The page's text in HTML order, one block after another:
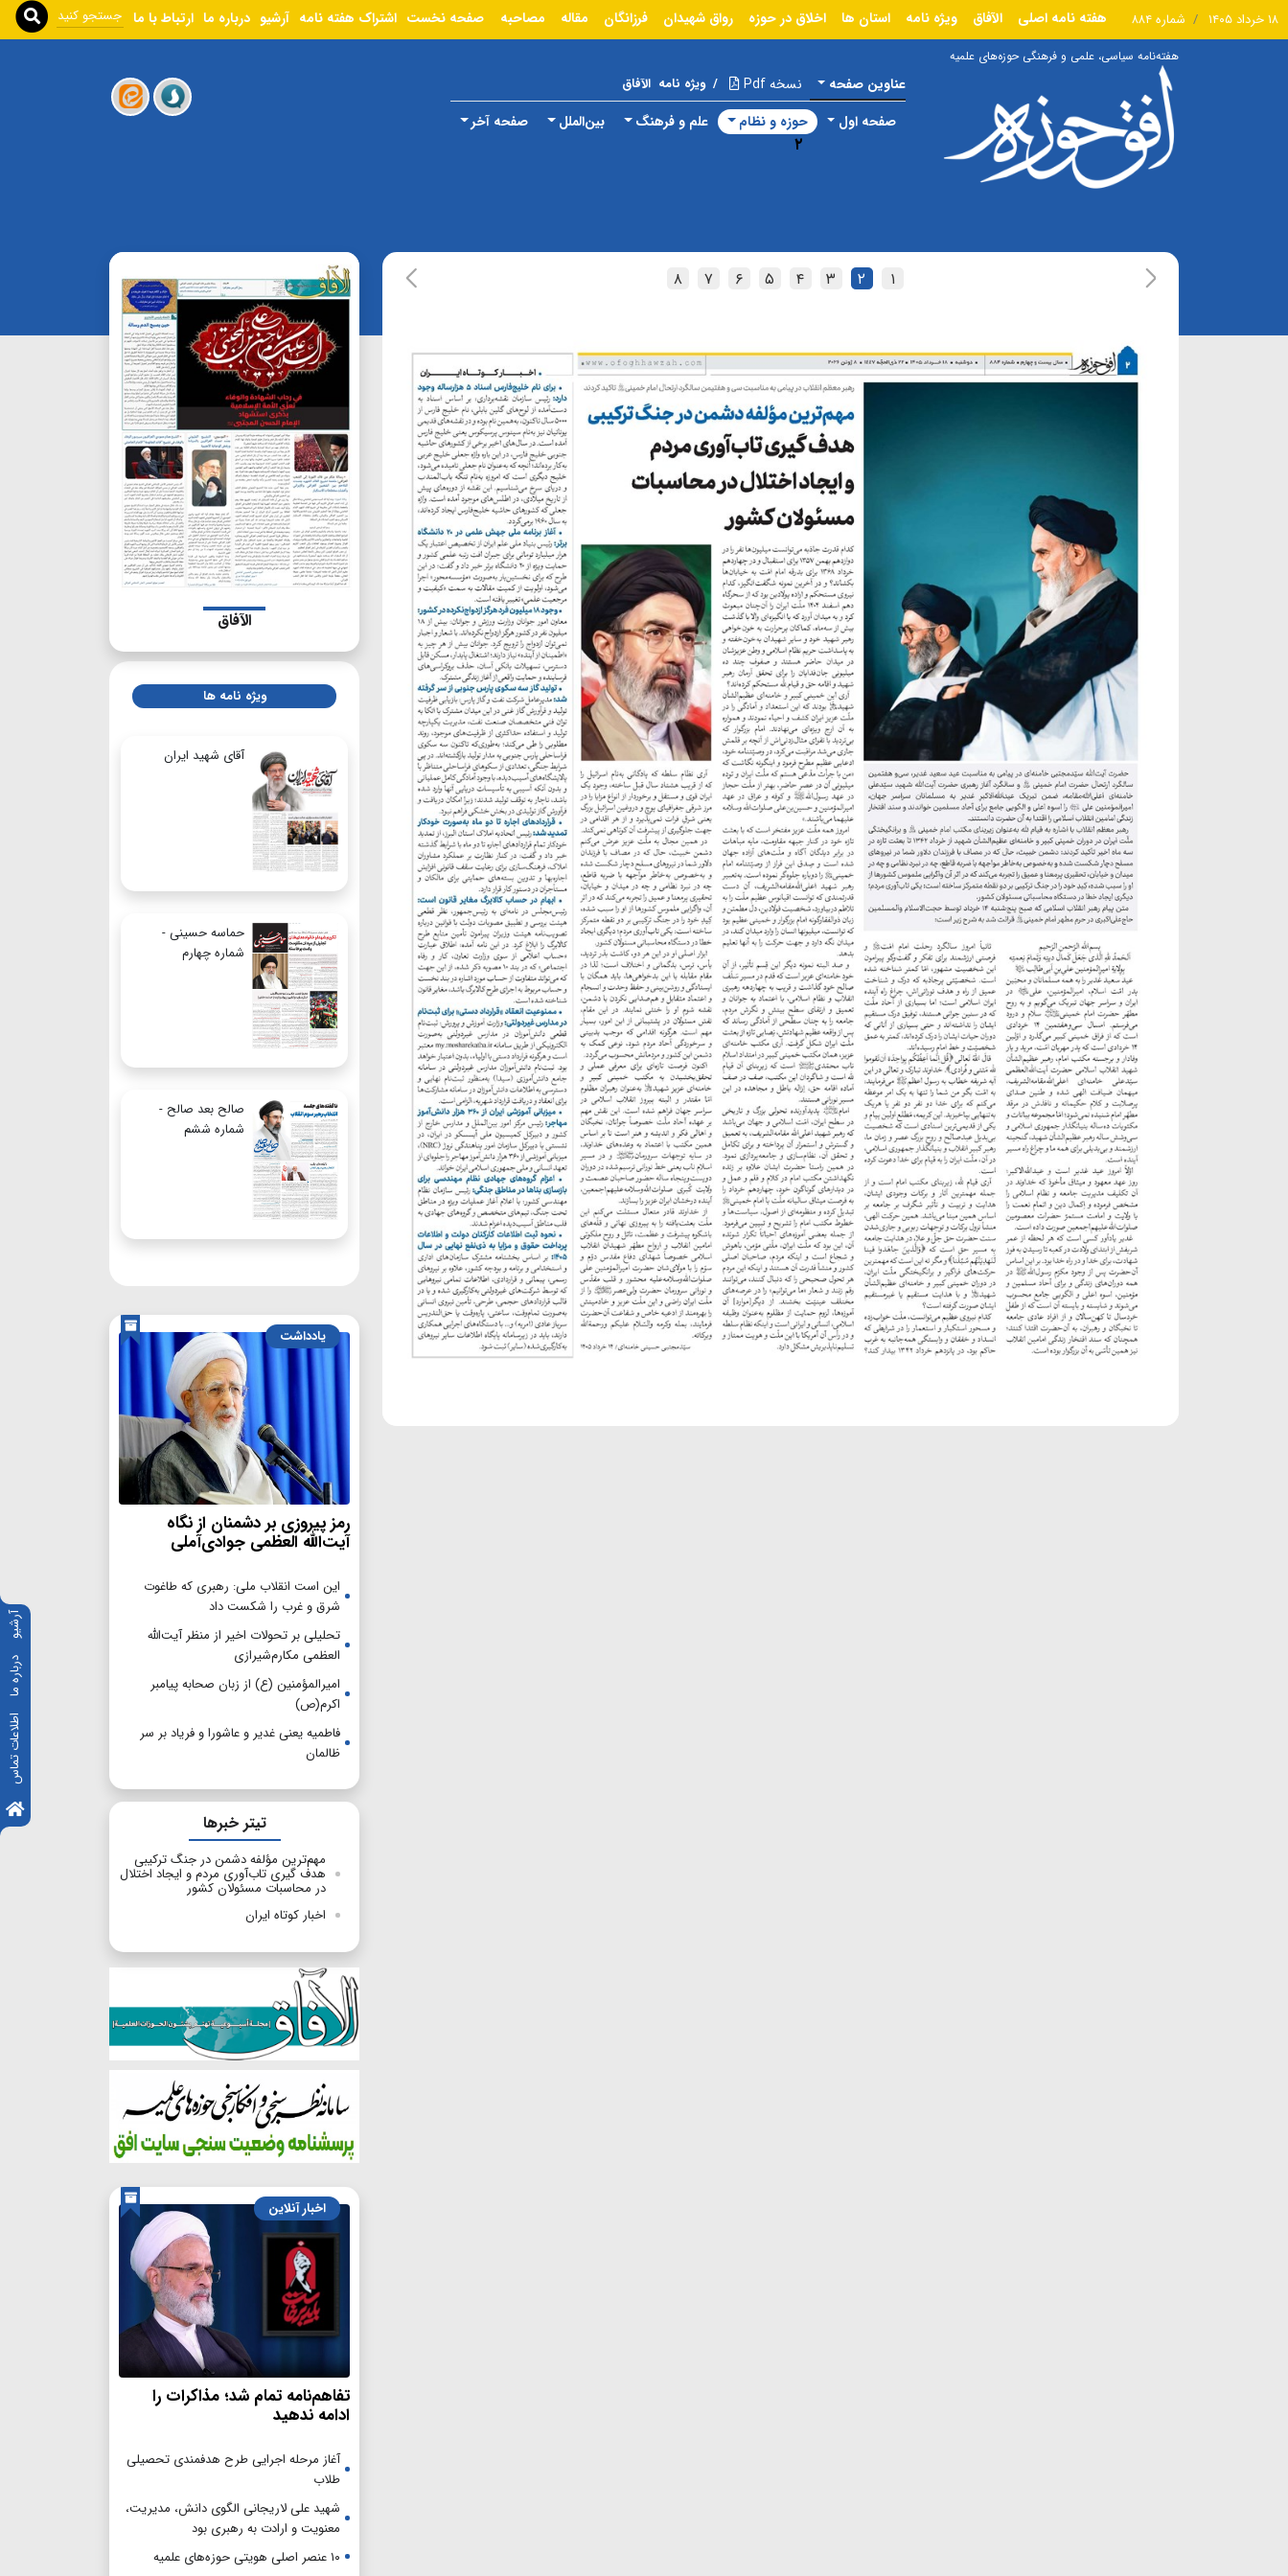
آرشیو
درباره ما
اطلاعات تماس
۱۸ خرداد ۱۴۰۵ شماره ۸۸۴ هفته نامه اصلی الآفاق ویژه نامه استان ها اخلاق در حوزه رواق شهیدان فرزانگان مقاله مصاحبه صفحه نخست اشتراک هفته نامه آرشیو درباره ما ارتباط با ما
هفته‌نامه سیاسی، علمی و فرهنگی حوزه‌های علمیه
عناوین صفحه نسخه Pdf / ویژه نامه الآفاق
صفحه اول حوزه و نظام
۲
علم و فرهنگ بین‌الملل صفحه آخر
۱ ۲ ۳ ۴ ۵ ۶ ۷ ۸
الآفاق
ویژه نامه ها
آقای شهید ایران
حماسه حسینی -
شماره چهارم
صالح بعد صالح -
شماره ششم
یادداشت
رمز پیروزی بر دشمنان از نگاه
آیت‌الله العظمی جوادی‌آملی
این است انقلاب ملی: رهبری که طاغوت
شرق و غرب را شکست داد
تحلیلی بر تحولات اخیر از منظر آیت‌الله
العظمی مکارم‌شیرازی
امیرالمؤمنین (ع) از زبان صحابه پیامبر
اکرم(ص)
فاطمیه یعنی غدیر و عاشورا و فریاد بر سر
ظالمان
تیتر خبرها
مهم‌ترین مؤلفه دشمن در جنگ ترکیبی
هدف گیری تاب‌آوری مردم و ایجاد اختلال
در محاسبات مسئولان کشور
اخبار کوتاه ایران
اخبار آنلاین
تفاهم‌نامه تمام شد؛ مذاکرات را
ادامه ندهید
آغاز مرحله اجرایی طرح هدفمندی تحصیلی
طلاب
شهید علی لاریجانی الگوی دانش، مدیریت،
معنویت و ارادت به رهبری بود
۱۰ عنصر اصلی هویتی حوزه‌های علمیه